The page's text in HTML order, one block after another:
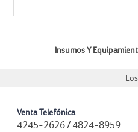
Insumos Y
Venta Telefónica
4245-2626 / 4824-8959